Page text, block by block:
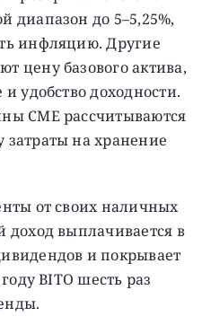
диапазон до 5–5,25%,
инфляцию. Другие
цену базового актива,
удобство доходности.
CME рассчитываются
на хранение
от своих наличных
доход выплачивается в
и покрывает
BITO шесть раз